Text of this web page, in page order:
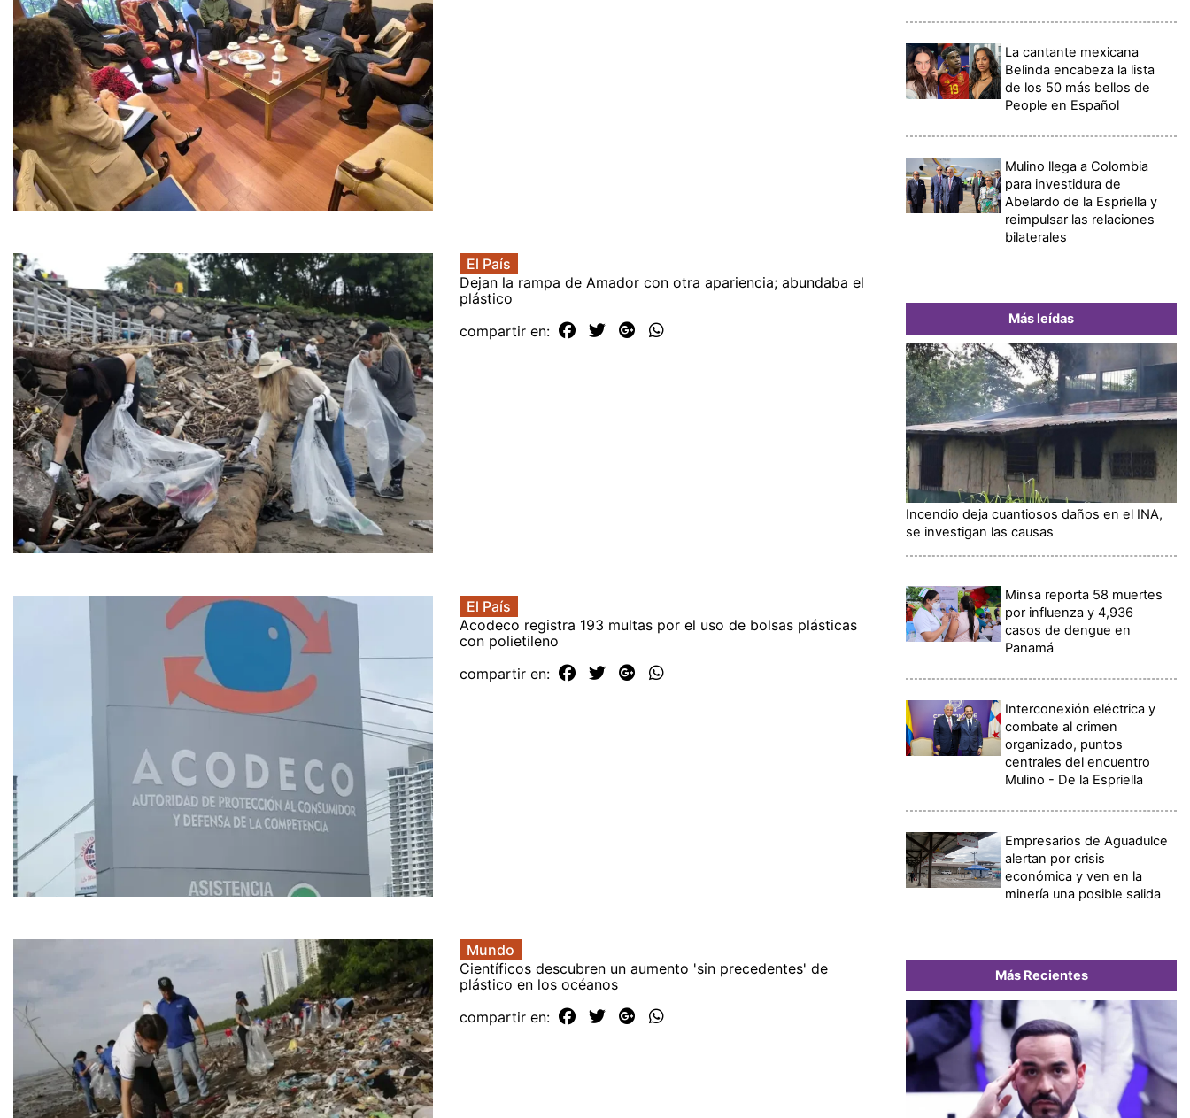
El País
Dejan la rampa de Amador con otra apariencia; abundaba el
plástico
compartir en:
El País
Acodeco registra 193 multas por el uso de bolsas plásticas
con polietileno
compartir en:
Mundo
Científicos descubren un aumento 'sin precedentes' de
plástico en los océanos
compartir en:
La cantante mexicana
Belinda encabeza la lista
de los 50 más bellos de
People en Español
Mulino llega a Colombia
para investidura de
Abelardo de la Espriella y
reimpulsar las relaciones
bilaterales
Más leídas
Incendio deja cuantiosos daños en el INA,
se investigan las causas
Minsa reporta 58 muertes
por influenza y 4,936
casos de dengue en
Panamá
Interconexión eléctrica y
combate al crimen
organizado, puntos
centrales del encuentro
Mulino - De la Espriella
Empresarios de Aguadulce
alertan por crisis
económica y ven en la
minería una posible salida
Más Recientes